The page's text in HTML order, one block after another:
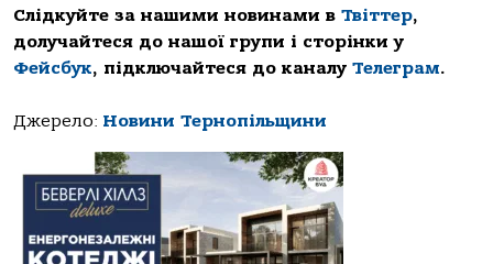
Слідкуйте за нашими новинами в Твіттер,
долучайтеся до нашої групи і сторінки у
Фейсбук, підключайтеся до каналу Телеграм.
Джерело: Новини Тернопільщини